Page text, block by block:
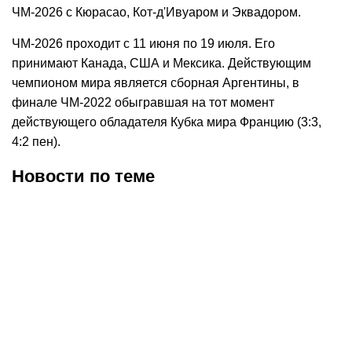
ЧМ-2026 с Кюрасао, Кот-д'Ивуаром и Эквадором.
ЧМ-2026 проходит с 11 июня по 19 июля. Его
принимают Канада, США и Мексика. Действующим
чемпионом мира является сборная Аргентины, в
финале ЧМ-2022 обыгравшая на тот момент
действующего обладателя Кубка мира Францию (3:3,
4:2 пен).
Новости по теме